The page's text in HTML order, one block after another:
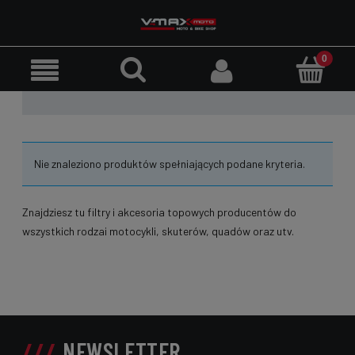
Nie znaleziono produktów spełniających podane kryteria.
Znajdziesz tu filtry i akcesoria topowych producentów do
wszystkich rodzai motocykli, skuterów, quadów oraz utv.